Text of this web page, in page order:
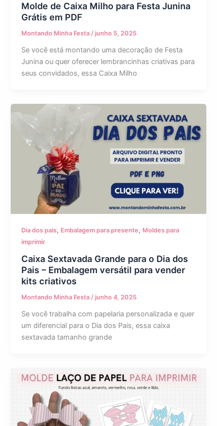
Molde de Caixa Milho para Festa Junina
Grátis em PDF
Montando Minha Festa/ junho 5, 2025
Se você está montando uma decoração de Festa
Junina ou quer oferecer lembrancinhas criativas para
seus convidados, essa Caixa Milho
Dia dos pais, Embalagem para presente, Moldes para
imprimir
Caixa Sextavada Grande para o Dia dos
Pais – Embalagem versátil para vender
kits criativos
Montando Minha Festa / junho 4, 2025
Se você trabalha com papelaria personalizada e quer
um diferencial para o Dia dos Pais, essa caixa
sextavada tamanho grande